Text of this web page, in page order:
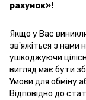
рахунок»!
Якщо у Вас
зв'яжіться з нами
ушкоджуючи
вигляд має бути
Умови для обміну
Відповідно до